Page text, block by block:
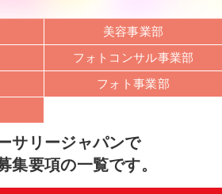
サリージャパンで
集要項の一覧です。
美容事業部
フォトコンサル事業部
フォト事業部